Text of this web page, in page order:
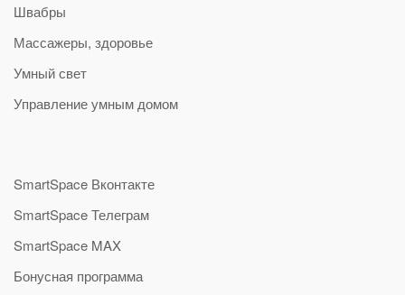
Швабры
Массажеры, здоровье
Умный свет
Управление умным домом
SmartSpace Вконтакте
SmartSpace Телеграм
SmartSpace MAX
Бонусная программа